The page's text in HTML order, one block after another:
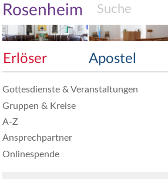
Rosenheim
Erlöser Apostel
Gottesdienste & Veranstaltungen
Gruppen & Kreise
A-Z
Ansprechpartner
Onlinespende